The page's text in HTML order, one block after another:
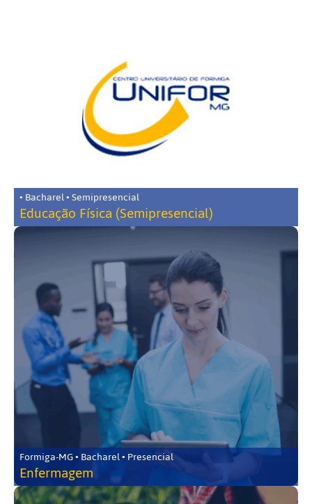
• Bacharel • Semipresencial
Educação Física (Semipresencial)
Formiga-MG • Bacharel • Presencial
Enfermagem